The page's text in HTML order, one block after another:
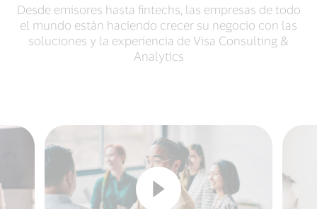
Desde emisores hasta fintechs, las empresas de todo
el mundo están haciendo crecer su negocio con las
soluciones y la experiencia de Visa Consulting &
Analytics